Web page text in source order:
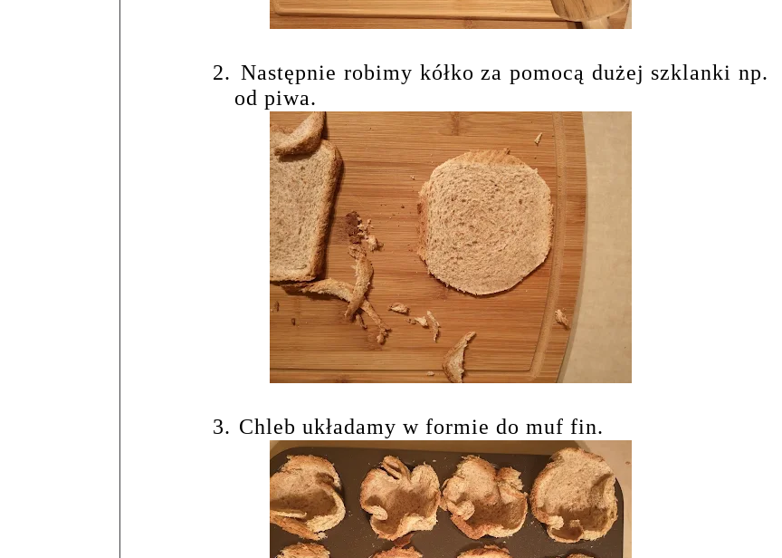
2. Następnie robimy kółko za pomocą dużej szklanki np.
od piwa.
3. Chleb układamy w formie do muf fin.